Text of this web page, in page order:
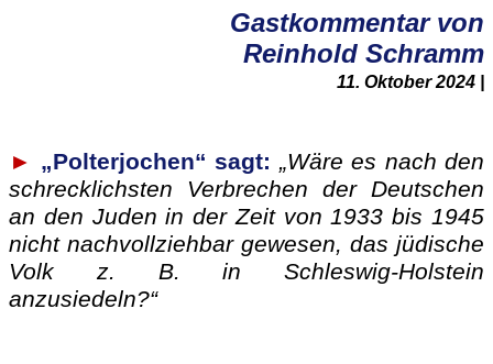
Gastkommentar von
Reinhold Schramm
11. Oktober 2024 |
► „Polterjochen“ sagt: „Wäre es nach den
schrecklichsten Verbrechen der Deutschen
an den Juden in der Zeit von 1933 bis 1945
nicht nachvollziehbar gewesen, das jüdische
Volk z. B. in Schleswig-Holstein
anzusiedeln?“